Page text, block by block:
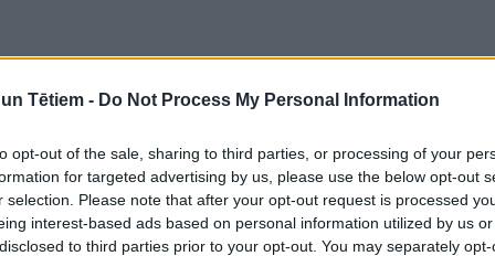
Tētiem - Do Not Process My Personal Information
opt-out of the sale, sharing to third parties, or processing of your
for targeted advertising by us, please use the below opt-out
selection. Please note that after your opt-out request is processed
interest-based ads based on personal information utilized by us
to third parties prior to your opt-out. You may separately